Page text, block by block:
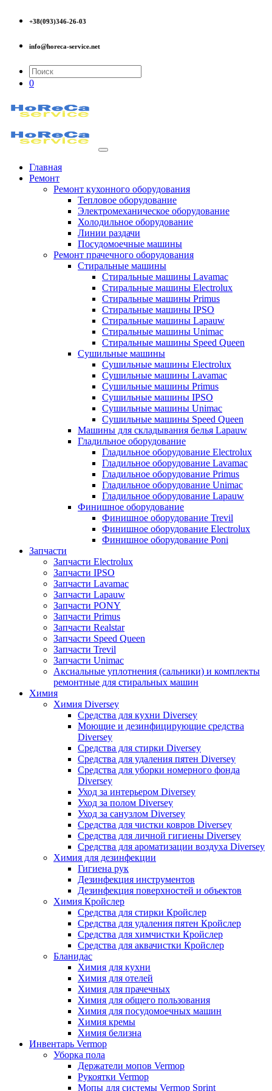
+38(093)346-26-03
info@horeca-service.net
0
Главная
Ремонт
Ремонт кухонного оборудования
Тепловое оборудование
Электромеханическое оборудование
Холодильное оборудование
Линии раздачи
Посудомоечные машины
Ремонт прачечного оборудования
Стиральные машины
Стиральные машины Lavamac
Стиральные машины Electrolux
Стиральные машины Primus
Стиральные машины IPSO
Стиральные машины Lapauw
Стиральные машины Unimac
Стиральные машины Speed Queen
Сушильные машины
Сушильные машины Electrolux
Сушильные машины Lavamac
Сушильные машины Primus
Сушильные машины IPSO
Сушильные машины Unimac
Сушильные машины Speed Queen
Машины для складывания белья Lapauw
Гладильное оборудование
Гладильное оборудование Electrolux
Гладильное оборудование Lavamac
Гладильное оборудование Primus
Гладильное оборудование Unimac
Гладильное оборудование Lapauw
Финишное оборудование
Финишное оборудование Trevil
Финишное оборудование Electrolux
Финишное оборудование Poni
Запчасти
Запчасти Electrolux
Запчасти IPSO
Запчасти Lavamac
Запчасти Lapauw
Запчасти PONY
Запчасти Primus
Запчасти Realstar
Запчасти Speed Queen
Запчасти Trevil
Запчасти Unimac
Аксиальные уплотнения (сальники) и комплекты
ремонтные для стиральных машин
Химия
Химия Diversey
Средства для кухни Diversey
Моющие и дезинфицирующие средства
Diversey
Средства для стирки Diversey
Средства для удаления пятен Diversey
Средства для уборки номерного фонда
Diversey
Уход за интерьером Diversey
Уход за полом Diversey
Уход за санузлом Diversey
Средства для чистки ковров Diversey
Средства для личной гигиены Diversey
Средства для ароматизации воздуха Diversey
Химия для дезинфекции
Гигиена рук
Дезинфекция инструментов
Дезинфекция поверхностей и объектов
Химия Кройслер
Средства для стирки Кройслер
Средства для удаления пятен Кройслер
Средства для химчистки Кройслер
Средства для аквачистки Кройслер
Бланидас
Химия для кухни
Химия для отелей
Химия для прачечных
Химия для общего пользования
Химия для посудомоечных машин
Химия кремы
Химия белизна
Инвентарь Vermop
Уборка пола
Держатели мопов Vermop
Рукоятки Vermop
Мопы для системы Vermop Sprint